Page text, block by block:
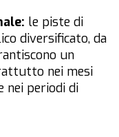
le piste di
diversificato, da
un
nei mesi
nei periodi di